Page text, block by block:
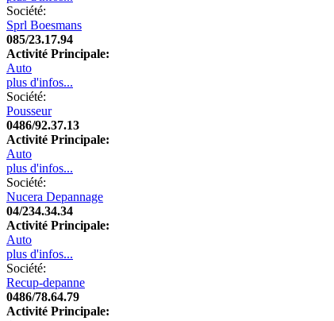
Société:
Sprl Boesmans
085/23.17.94
Activité Principale:
Auto
plus d'infos...
Société:
Pousseur
0486/92.37.13
Activité Principale:
Auto
plus d'infos...
Société:
Nucera Depannage
04/234.34.34
Activité Principale:
Auto
plus d'infos...
Société:
Recup-depanne
0486/78.64.79
Activité Principale: